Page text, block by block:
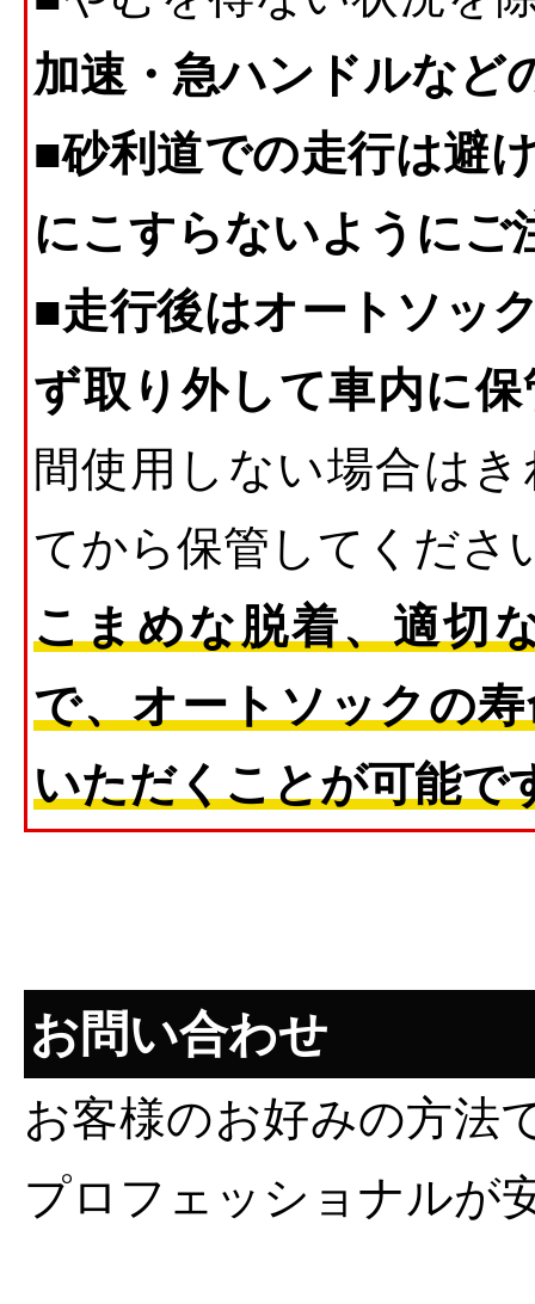
加速・急ハンドルなど
■砂利道での走行は避
にこすらないようにご
■走行後はオートソッ
ず取り外して車内に
間使用しない場合は
てから保管してくだ
こまめな脱着、適切
で、オートソックの
いただくことが可能で
お問い合わせ
お客様のお好みの方法
プロフェッショナルが